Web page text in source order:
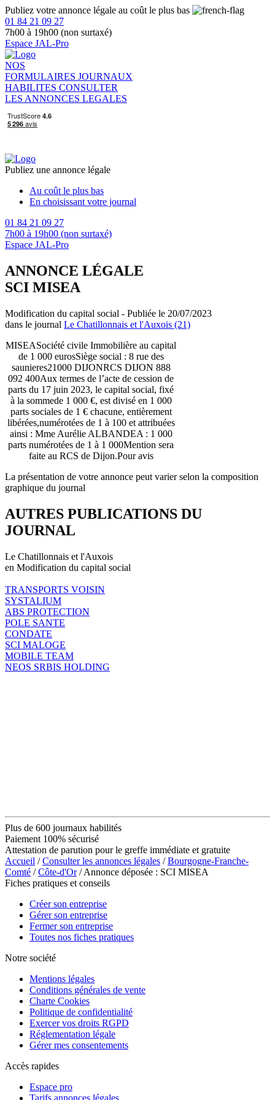
Publiez votre annonce légale au coût le plus bas
01 84 21 09 27
7h00 à 19h00 (non surtaxé)
Espace JAL-Pro
NOS
FORMULAIRES JOURNAUX
HABILITES CONSULTER
LES ANNONCES LEGALES
Publiez une annonce légale
Au coût le plus bas
En choisissant votre journal
01 84 21 09 27
7h00 à 19h00 (non surtaxé)
Espace JAL-Pro
ANNONCE LÉGALE
SCI MISEA
Modification du capital social - Publiée le 20/07/2023
dans le journal Le Chatillonnais et l'Auxois (21)
MISEASociété civile Immobilière au capital
de 1 000 eurosSiège social : 8 rue des
saunieres21000 DIJONRCS DIJON 888
092 400Aux termes de l’acte de cession de
parts du 17 juin 2023, le capital social, fixé
à la sommede 1 000 €, est divisé en 1 000
parts sociales de 1 € chacune, entièrement
libérées,numérotées de 1 à 100 et attribuées
ainsi : Mme Aurélie ALBANDEA : 1 000
parts numérotées de 1 à 1 000Mention sera
faite au RCS de Dijon.Pour avis
La présentation de votre annonce peut varier selon la composition
graphique du journal
AUTRES PUBLICATIONS DU
JOURNAL
Le Chatillonnais et l'Auxois
en Modification du capital social
TRANSPORTS VOISIN
SYSTALIUM
ABS PROTECTION
POLE SANTE
CONDATE
SCI MALOGE
MOBILE TEAM
NEOS SRBIS HOLDING
Plus de 600 journaux habilités
Paiement 100% sécurisé
Attestation de parution pour le greffe immédiate et gratuite
Accueil /Consulter les annonces légales /Bourgogne-Franche-
Comté /Côte-d'Or/ Annonce déposée : SCI MISEA
Fiches pratiques et conseils
Créer son entreprise
Gérer son entreprise
Fermer son entreprise
Toutes nos fiches pratiques
Notre société
Mentions légales
Conditions générales de vente
Charte Cookies
Politique de confidentialité
Exercer vos droits RGPD
Réglementation légale
Gérer mes consentements
Accès rapides
Espace pro
Tarifs annonces légales